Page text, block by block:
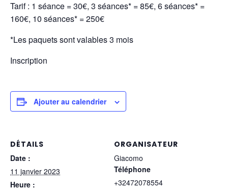
Tarif : 1 séance = 30€, 3 séances* = 85€, 6 séances* =
160€, 10 séances* = 250€
*Les paquets sont valables 3 mois
Inscription
Ajouter au calendrier
DÉTAILS
Date :
11 janvier 2023
Heure :
ORGANISATEUR
Giacomo
Téléphone
+32472078554